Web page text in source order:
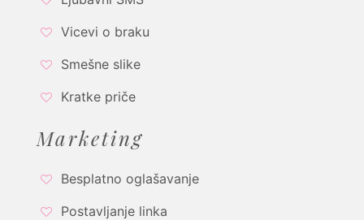
Vicevi o braku
Smešne slike
Kratke priče
Marketing
Besplatno oglašavanje
Postavljanje linka